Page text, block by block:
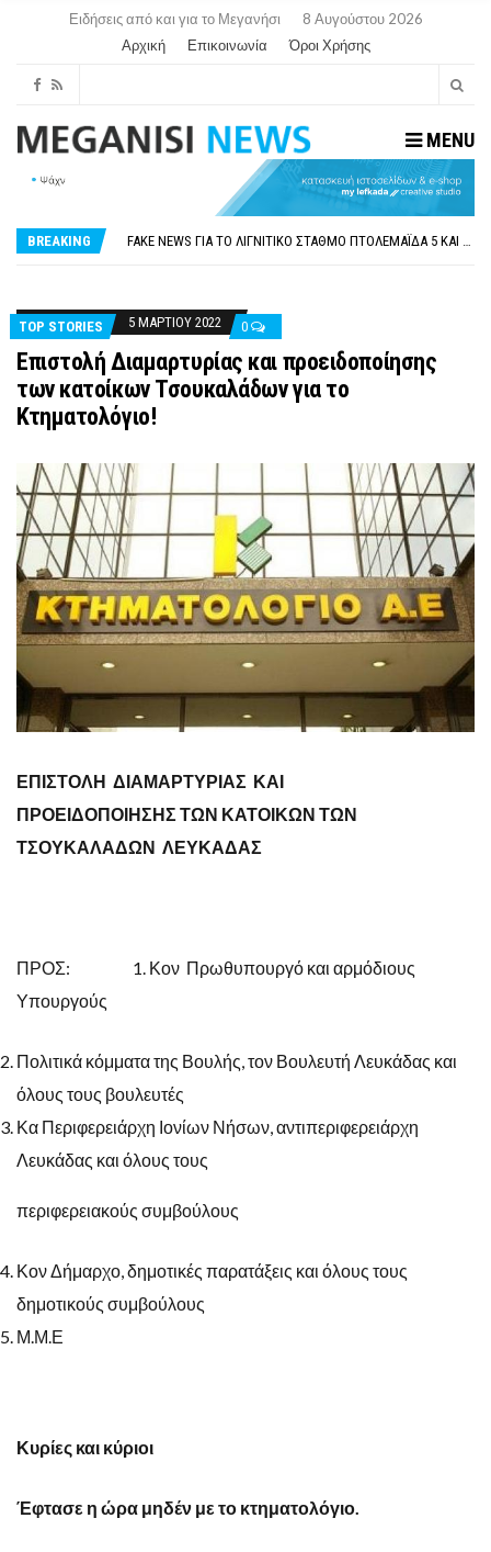
Ειδήσεις από και για το Μεγανήσι
8 Αυγούστου 2026
Αρχική
Επικοινωνία Όροι Χρήσης
MENU
BREAKING
ΠΑΡΑΙΤΉΘΗΚΕ Η ΑΝΤΙΔΉΜΑΡΧΟΣ ΠΟΛΙΤΙΣΜΟΎ ΜΕΓΑΝΗΣΊΟΥ Κ . ΕΥΑΓΓΕΛΊΑ ΜΕΛΆ. Η ΕΠΙΣΤΟΛΉ ΤΗΣ ΠΑΡΑΊΤΗΣΗΣ
FAKE NEWS ΓΙΑ ΤΟ ΛΙΓΝΙΤΙΚΌ ΣΤΑΘΜΌ ΠΤΟΛΕΜΑΪ́ΔΑ 5 ΚΑΙ ΤΗΝ ΕΝΕΡΓΕΙΑΚΉ ΑΣΦΆΛΕΙΑ ΤΗΣ ΧΏΡΑΣ
TOP STORIES
5 ΜΑΡΤΊΟΥ 2022 0
Επιστολή Διαμαρτυρίας και προειδοποίησης
των κατοίκων Τσουκαλάδων για το
Κτηματολόγιο!
ΕΠΙΣΤΟΛΗ ΔΙΑΜΑΡΤΥΡΙΑΣ ΚΑΙ
ΠΡΟΕΙΔΟΠΟΙΗΣΗΣ ΤΩΝ ΚΑΤΟΙΚΩΝ ΤΩΝ
ΤΣΟΥΚΑΛΑΔΩΝ ΛΕΥΚΑΔΑΣ
ΠΡΟΣ: 1. Κον Πρωθυπουργό και αρμόδιους
Υπουργούς
Πολιτικά κόμματα της Βουλής, τον Βουλευτή Λευκάδας και
όλους τους βουλευτές
Κα Περιφερειάρχη Ιονίων Νήσων, αντιπεριφερειάρχη
Λευκάδας και όλους τους
περιφερειακούς συμβούλους
Κον Δήμαρχο, δημοτικές παρατάξεις και όλους τους
δημοτικούς συμβούλους
Μ.Μ.Ε
Κυρίες και κύριοι
Έφτασε η ώρα μηδέν με το κτηματολόγιο.